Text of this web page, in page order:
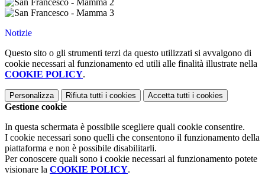
Notizie
Questo sito o gli strumenti terzi da questo utilizzati si avvalgono di
cookie necessari al funzionamento ed utili alle finalità illustrate nella
COOKIE POLICY.
Personalizza Rifiuta tutti i cookies Accetta tutti i cookies
Gestione cookie
In questa schermata è possibile scegliere quali cookie consentire.
I cookie necessari sono quelli che consentono il funzionamento della
piattaforma e non è possibile disabilitarli.
Per conoscere quali sono i cookie necessari al funzionamento potete
visionare la COOKIE POLICY.